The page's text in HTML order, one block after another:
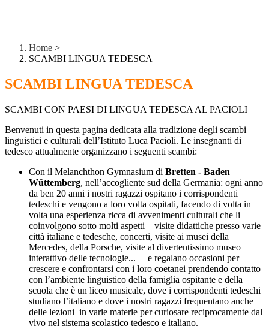
Home >
SCAMBI LINGUA TEDESCA
SCAMBI LINGUA TEDESCA
SCAMBI CON PAESI DI LINGUA TEDESCA AL PACIOLI
Benvenuti in questa pagina dedicata alla tradizione degli scambi
linguistici e culturali dell’Istituto Luca Pacioli. Le insegnanti di
tedesco attualmente organizzano i seguenti scambi:
Con il Melanchthon Gymnasium di Bretten - Baden
Wüttemberg, nell’accogliente sud della Germania: ogni anno
da ben 20 anni i nostri ragazzi ospitano i corrispondenti
tedeschi e vengono a loro volta ospitati, facendo di volta in
volta una esperienza ricca di avvenimenti culturali che li
coinvolgono sotto molti aspetti – visite didattiche presso varie
città italiane e tedesche, concerti, visite ai musei della
Mercedes, della Porsche, visite al divertentissimo museo
interattivo delle tecnologie... – e regalano occasioni per
crescere e confrontarsi con i loro coetanei prendendo contatto
con l’ambiente linguistico della famiglia ospitante e della
scuola che è un liceo musicale, dove i corrispondenti tedeschi
studiano l’italiano e dove i nostri ragazzi frequentano anche
delle lezioni in varie materie per curiosare reciprocamente dal
vivo nel sistema scolastico tedesco e italiano.